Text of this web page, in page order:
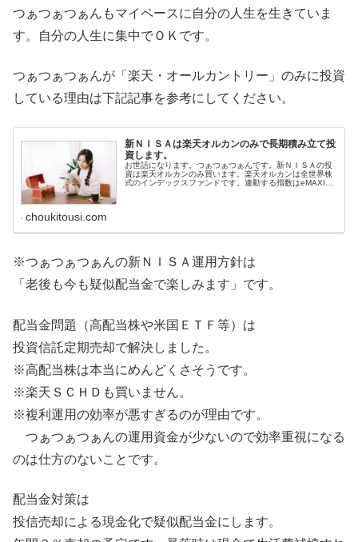
つぁつぁつぁんもマイペースに自分の人生を生きていま
す。自分の人生に集中でＯＫです。
つぁつぁつぁんが「楽天・オールカントリー」のみに投資
している理由は下記記事を参考にしてください。
新ＮＩＳＡは楽天オルカンのみで長期積み立て投
資します。
お世話になります。つぁつぁつぁんです。新ＮＩＳＡの投
資は楽天オルカンのみ買います。楽天オルカンは全世界株
式のインデックスファンドです。連動する指数はeMAXIS
choukitousi.com
※つぁつぁつぁんの新ＮＩＳＡ運用方針は
「老後も今も疑似配当金で楽しみます」です。
配当金問題（高配当株や米国ＥＴＦ等）は
投資信託定期売却で解決しました。
※高配当株は本当にめんどくさそうです。
※楽天ＳＣＨＤも買いません。
※複利運用の効率が悪すぎるのが理由です。
つぁつぁつぁんの運用資金が少ないので効率重視になる
のは仕方のないことです。
配当金対策は
投信売却による現金化で疑似配当金にします。